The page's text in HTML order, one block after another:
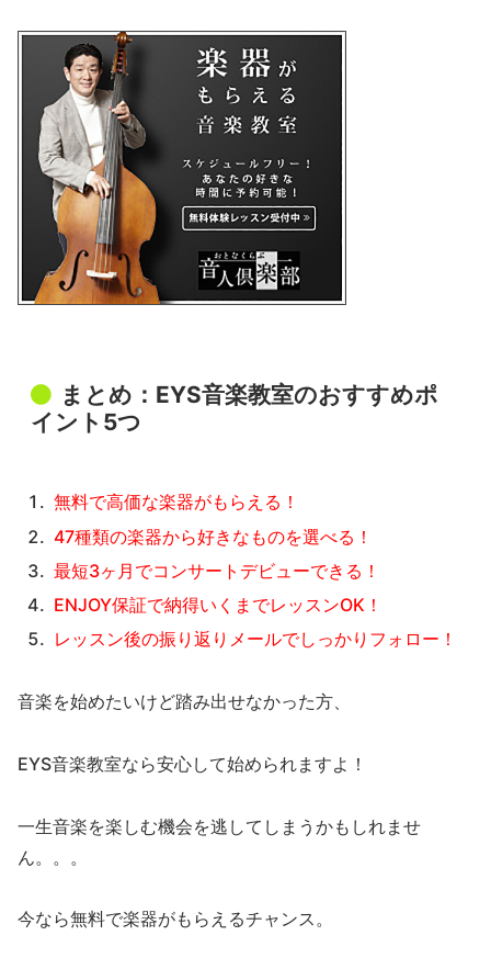
まとめ：EYS音楽教室のおすすめポ
イント5つ
無料で高価な楽器がもらえる！
47種類の楽器から好きなものを選べる！
最短3ヶ月でコンサートデビューできる！
ENJOY保証で納得いくまでレッスンOK！
レッスン後の振り返りメールでしっかりフォロー！
音楽を始めたいけど踏み出せなかった方、
EYS音楽教室なら安心して始められますよ！
一生音楽を楽しむ機会を逃してしまうかもしれませ
ん。。。
今なら無料で楽器がもらえるチャンス。